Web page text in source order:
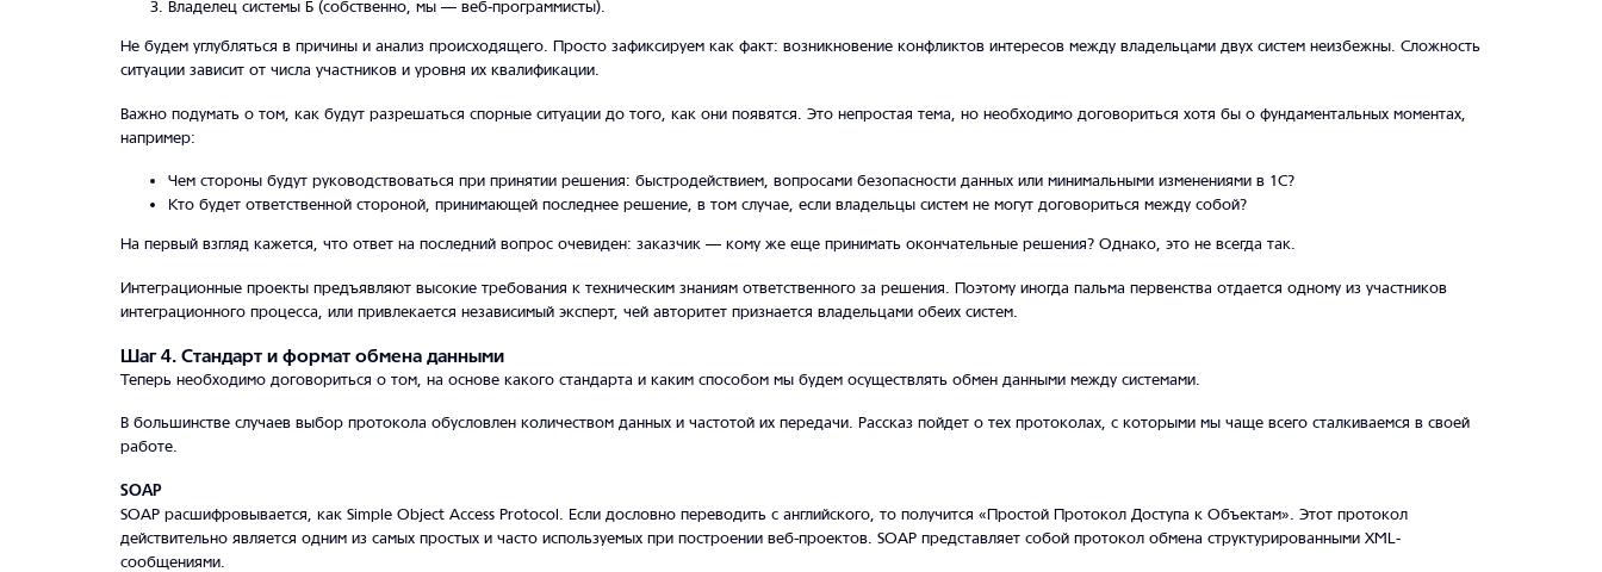
Владелец системы Б (собственно, мы — веб-программисты).
Не будем углубляться в причины и анализ происходящего. Просто зафиксируем как факт: возникновение конфликтов интересов между владельцами двух систем неизбежны. Сложность
ситуации зависит от числа участников и уровня их квалификации.
Важно подумать о том, как будут разрешаться спорные ситуации до того, как они появятся. Это непростая тема, но необходимо договориться хотя бы о фундаментальных моментах,
например:
Чем стороны будут руководствоваться при принятии решения: быстродействием, вопросами безопасности данных или минимальными изменениями в 1С?
Кто будет ответственной стороной, принимающей последнее решение, в том случае, если владельцы систем не могут договориться между собой?
На первый взгляд кажется, что ответ на последний вопрос очевиден: заказчик — кому же еще принимать окончательные решения? Однако, это не всегда так.
Интеграционные проекты предъявляют высокие требования к техническим знаниям ответственного за решения. Поэтому иногда пальма первенства отдается одному из участников
интеграционного процесса, или привлекается независимый эксперт, чей авторитет признается владельцами обеих систем.
Шаг 4. Стандарт и формат обмена данными
Теперь необходимо договориться о том, на основе какого стандарта и каким способом мы будем осуществлять обмен данными между системами.
В большинстве случаев выбор протокола обусловлен количеством данных и частотой их передачи. Рассказ пойдет о тех протоколах, с которыми мы чаще всего сталкиваемся в своей
работе.
SOAP
SOAP расшифровывается, как Simple Object Access Protocol. Если дословно переводить с английского, то получится «Простой Протокол Доступа к Объектам». Этот протокол
действительно является одним из самых простых и часто используемых при построении веб-проектов. SOAP представляет собой протокол обмена структурированными XML-
сообщениями.